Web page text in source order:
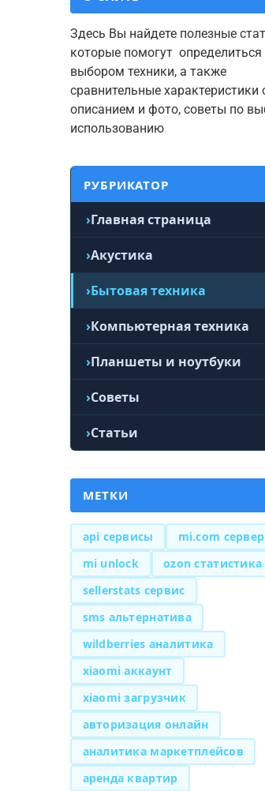
Здесь Вы найдете полезные
которые помогут определиться
выбором техники, а также
сравнительные характеристики
описанием и фото, советы по
использованию
РУБРИКАТОР
Главная страница
Акустика
Бытовая техника
Компьютерная техника
Планшеты и ноутбуки
Советы
Статьи
МЕТКИ
api сервисы
mi.com сервер
mi unlock
ozon статистика
sellerstats сервис
sms альтернатива
wildberries аналитика
xiaomi аккаунт
xiaomi загрузчик
авторизация онлайн
аналитика маркетплейсов
аренда квартир